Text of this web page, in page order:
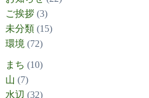
ご挨拶(3)
未分類(15)
環境 (72)
まち (10)
山 (7)
水辺 (32)